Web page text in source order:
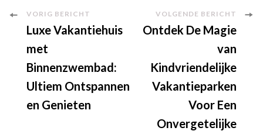
Berichtnavigatie
VORIG BERICHT
Luxe Vakantiehuis
met
Binnenzwembad:
Ultiem Ontspannen
en Genieten
VOLGENDE BERICHT
Ontdek De Magie
van
Kindvriendelijke
Vakantieparken
Voor Een
Onvergetelijke